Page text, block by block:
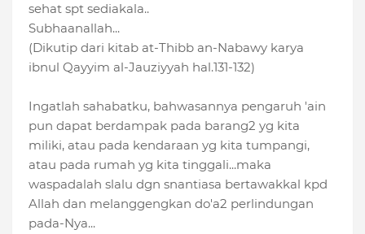
sehat spt sediakala..
Subhaanallah...
(Dikutip dari kitab at-Thibb an-Nabawy karya
ibnul Qayyim al-Jauziyyah hal.131-132)
Ingatlah sahabatku, bahwasannya pengaruh 'ain
pun dapat berdampak pada barang2 yg kita
miliki, atau pada kendaraan yg kita tumpangi,
atau pada rumah yg kita tinggali...maka
waspadalah slalu dgn snantiasa bertawakkal kpd
Allah dan melanggengkan do'a2 perlindungan
pada-Nya...